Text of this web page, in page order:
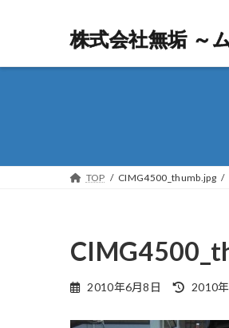
株式会社無垢 ～
株式会社無垢 ～
TOP CIMG4500_thumb.jpg
2010年6月8日
最
2010